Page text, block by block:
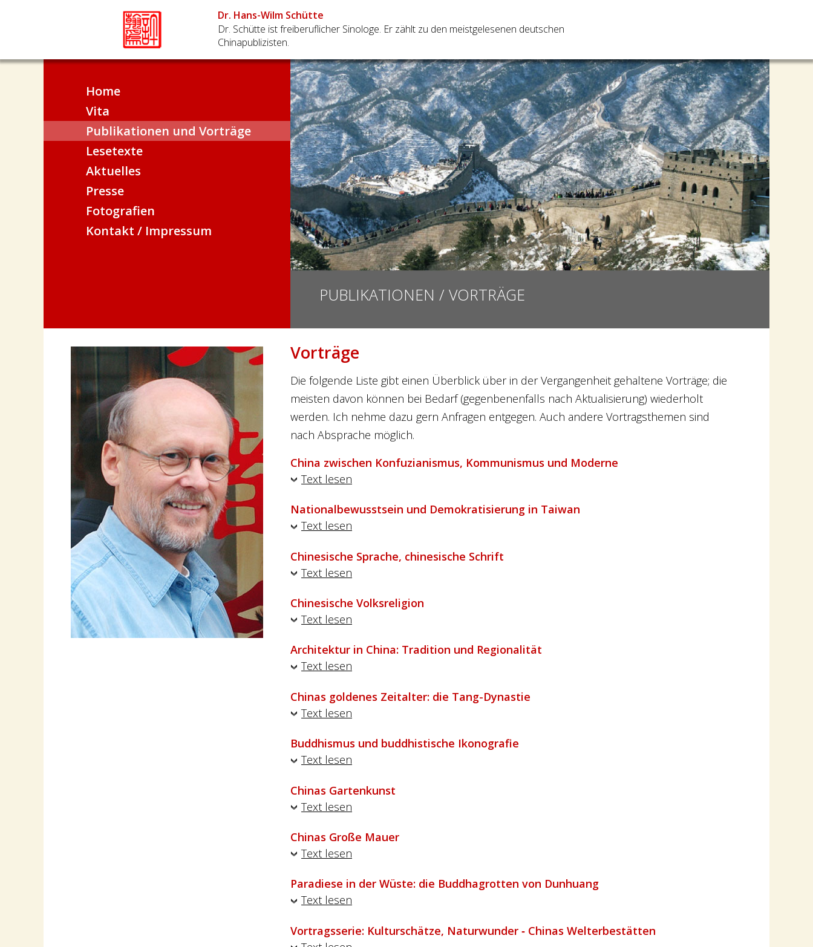
Dr. Hans-Wilm Schütte
Dr. Schütte ist freiberuflicher Sinologe. Er zählt zu den meistgelesenen deutschen
Chinapublizisten.
Home
Vita
Publikationen und Vorträge
Bücher
Sonstige Texte
Vorträge
Lesetexte
Aktuelles
Presse
Fotografien
China
Kontakt / Impressum
PUBLIKATIONEN / VORTRÄGE
Vorträge
Die folgende Liste gibt einen Überblick über in der Vergangenheit gehaltene Vorträge; die
meisten davon können bei Bedarf (gegenbenenfalls nach Aktualisierung) wiederholt
werden. Ich nehme dazu gern Anfragen entgegen. Auch andere Vortragsthemen sind
nach Absprache möglich.
China zwischen Konfuzianismus, Kommunismus und Moderne
Text lesen
Nationalbewusstsein und Demokratisierung in Taiwan
Text lesen
Chinesische Sprache, chinesische Schrift
Text lesen
Chinesische Volksreligion
Text lesen
Architektur in China: Tradition und Regionalität
Text lesen
Chinas goldenes Zeitalter: die Tang-Dynastie
Text lesen
Buddhismus und buddhistische Ikonografie
Text lesen
Chinas Gartenkunst
Text lesen
Chinas Große Mauer
Text lesen
Paradiese in der Wüste: die Buddhagrotten von Dunhuang
Text lesen
Vortragsserie: Kulturschätze, Naturwunder ‑ Chinas Welterbestätten